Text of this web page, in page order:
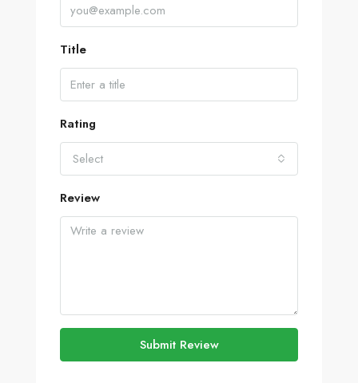
Title
Rating
Select
Review
Submit Review